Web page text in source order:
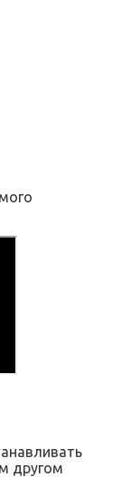
другом